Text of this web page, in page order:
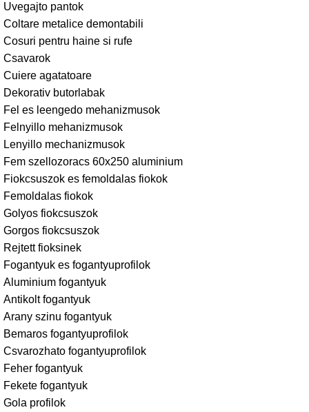
Uvegajto pantok
Coltare metalice demontabili
Cosuri pentru haine si rufe
Csavarok
Cuiere agatatoare
Dekorativ butorlabak
Fel es leengedo mehanizmusok
Felnyillo mehanizmusok
Lenyillo mechanizmusok
Fem szellozoracs 60x250 aluminium
Fiokcsuszok es femoldalas fiokok
Femoldalas fiokok
Golyos fiokcsuszok
Gorgos fiokcsuszok
Rejtett fioksinek
Fogantyuk es fogantyuprofilok
Aluminium fogantyuk
Antikolt fogantyuk
Arany szinu fogantyuk
Bemaros fogantyuprofilok
Csvarozhato fogantyuprofilok
Feher fogantyuk
Fekete fogantyuk
Gola profilok